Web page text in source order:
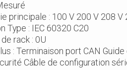
principale : 100 V 200 V 208 V
Type : IEC 60320 C20
rack : 0U
: Terminaison port CAN
Câble de configuration